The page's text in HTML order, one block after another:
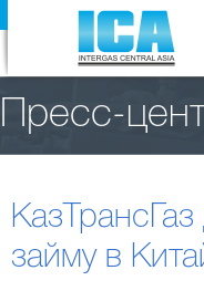
Пресс-
займу в